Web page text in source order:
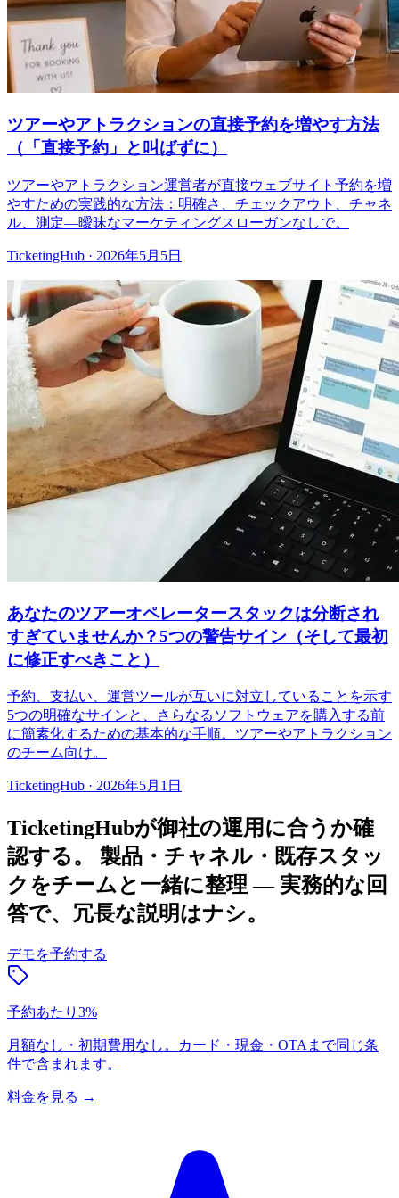
ツアーやアトラクションの直接予約を増やす方法
（「直接予約」と叫ばずに）
ツアーやアトラクション運営者が直接ウェブサイト予約を増
やすための実践的な方法：明確さ、チェックアウト、チャネ
ル、測定—曖昧なマーケティングスローガンなしで。
TicketingHub · 2026年5月5日
あなたのツアーオペレータースタックは分断され
すぎていませんか？5つの警告サイン（そして最初
に修正すべきこと）
予約、支払い、運営ツールが互いに対立していることを示す
5つの明確なサインと、さらなるソフトウェアを購入する前
に簡素化するための基本的な手順。ツアーやアトラクション
のチーム向け。
TicketingHub · 2026年5月1日
TicketingHubが御社の運用に合うか確
認する。
製品・チャネル・既存スタッ
クをチームと一緒に整理 — 実務的な回
答で、冗長な説明はナシ。
デモを予約する
予約あたり3%
月額なし・初期費用なし。カード・現金・OTAまで同じ条
件で含まれます。
料金を見る →